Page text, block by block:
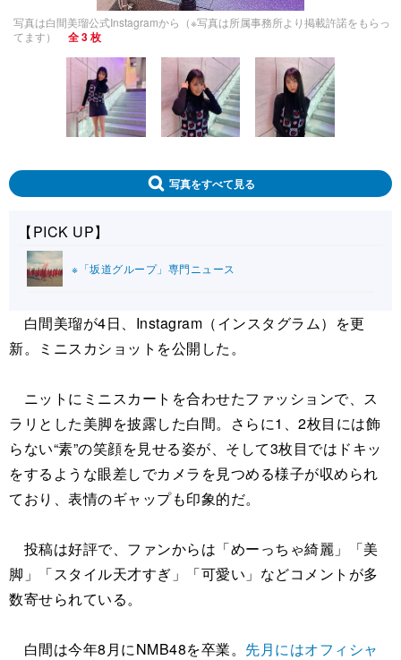
写真は白間美瑠公式Instagramから（※写真は所属事務所より掲載許諾をもらっ
てます）
全 3 枚
写真をすべて見る
【PICK UP】
※「坂道グループ」専門ニュース
白間美瑠が4日、Instagram（インスタグラム）を更
新。ミニスカショットを公開した。
ニットにミニスカートを合わせたファッションで、ス
ラリとした美脚を披露した白間。さらに1、2枚目には飾
らない“素”の笑顔を見せる姿が、そして3枚目ではドキッ
をするような眼差しでカメラを見つめる様子が収められ
ており、表情のギャップも印象的だ。
投稿は好評で、ファンからは「めーっちゃ綺麗」「美
脚」「スタイル天才すぎ」「可愛い」などコメントが多
数寄せられている。
白間は今年8月にNMB48を卒業。 先月にはオフィシャ